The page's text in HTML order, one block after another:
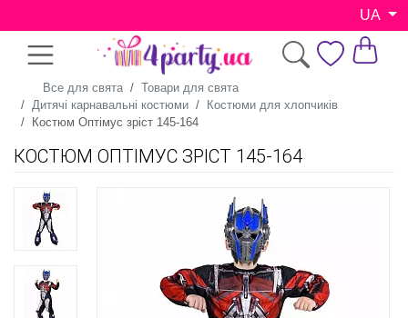
UA
Все для свята
Товари для свята
Дитячі карнавальні костюми
Костюми для хлопчиків
Костюм Оптімус зріст 145-164
КОСТЮМ ОПТІМУС ЗРІСТ 145-164